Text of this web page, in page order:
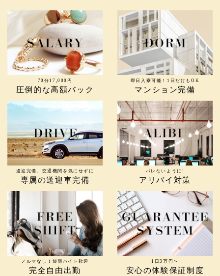
70分17,000円
圧倒的な高額バック
即日入寮可能！1日だけもOK
マンション完備
送迎完備、交通機関を気にせずに
専属の送迎車完備
バレないように!
アリバイ対策
ノルマなし！短期バイト歓迎
完全自由出勤
1日3万円〜
安心の体験保証制度